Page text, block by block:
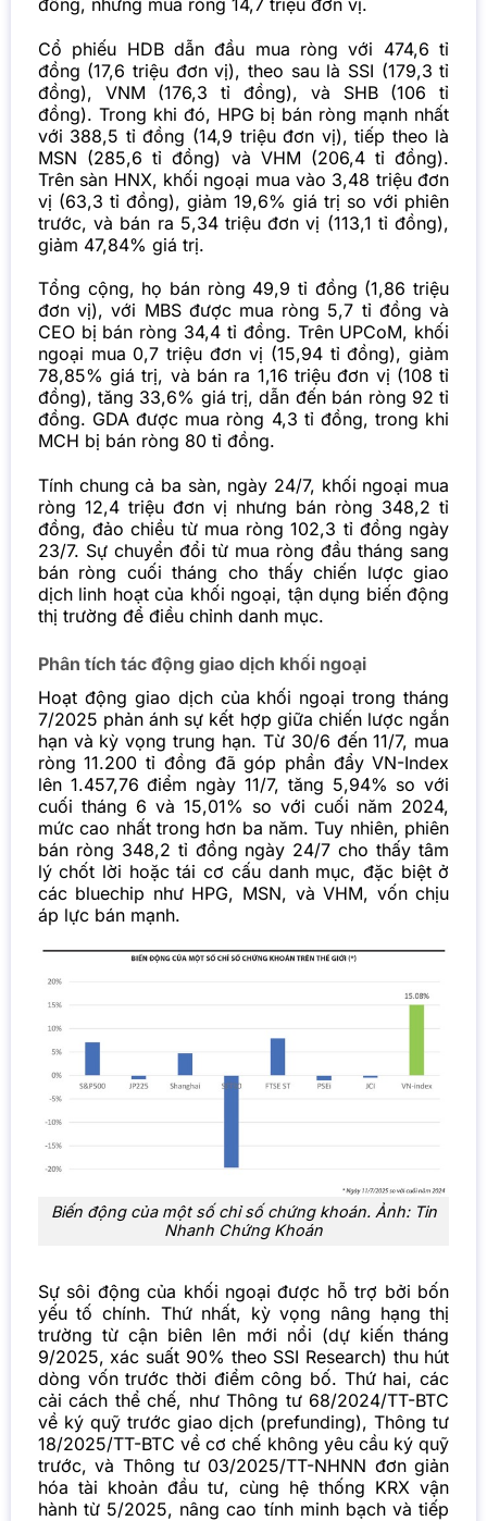
Cổ phiếu HDB dẫn đầu mua ròng với 474,6 tỉ
đồng (17,6 triệu đơn vị), theo sau là SSI (179,3 tỉ
đồng), VNM (176,3 tỉ đồng), và SHB (106 tỉ
đồng). Trong khi đó, HPG bị bán ròng mạnh nhất
với 388,5 tỉ đồng (14,9 triệu đơn vị), tiếp theo là
MSN (285,6 tỉ đồng) và VHM (206,4 tỉ đồng).
Trên sàn HNX, khối ngoại mua vào 3,48 triệu đơn
vị (63,3 tỉ đồng), giảm 19,6% giá trị so với phiên
trước, và bán ra 5,34 triệu đơn vị (113,1 tỉ đồng),
giảm 47,84% giá trị.
Tổng cộng, họ bán ròng 49,9 tỉ đồng (1,86 triệu
đơn vị), với MBS được mua ròng 5,7 tỉ đồng và
CEO bị bán ròng 34,4 tỉ đồng. Trên UPCoM, khối
ngoại mua 0,7 triệu đơn vị (15,94 tỉ đồng), giảm
78,85% giá trị, và bán ra 1,16 triệu đơn vị (108 tỉ
đồng), tăng 33,6% giá trị, dẫn đến bán ròng 92 tỉ
đồng. GDA được mua ròng 4,3 tỉ đồng, trong khi
MCH bị bán ròng 80 tỉ đồng.
Tính chung cả ba sàn, ngày 24/7, khối ngoại mua
ròng 12,4 triệu đơn vị nhưng bán ròng 348,2 tỉ
đồng, đảo chiều từ mua ròng 102,3 tỉ đồng ngày
23/7. Sự chuyển đổi từ mua ròng đầu tháng sang
bán ròng cuối tháng cho thấy chiến lược giao
dịch linh hoạt của khối ngoại, tận dụng biến động
thị trường để điều chỉnh danh mục.
Phân tích tác động giao dịch khối ngoại
Hoạt động giao dịch của khối ngoại trong tháng
7/2025 phản ánh sự kết hợp giữa chiến lược ngắn
hạn và kỳ vọng trung hạn. Từ 30/6 đến 11/7, mua
ròng 11.200 tỉ đồng đã góp phần đẩy VN-Index
lên 1.457,76 điểm ngày 11/7, tăng 5,94% so với
cuối tháng 6 và 15,01% so với cuối năm 2024,
mức cao nhất trong hơn ba năm. Tuy nhiên, phiên
bán ròng 348,2 tỉ đồng ngày 24/7 cho thấy tâm
lý chốt lời hoặc tái cơ cấu danh mục, đặc biệt ở
các bluechip như HPG, MSN, và VHM, vốn chịu
áp lực bán mạnh.
Biến động của một số chỉ số chứng khoán. Ảnh: Tin
Nhanh Chứng Khoán
Sự sôi động của khối ngoại được hỗ trợ bởi bốn
yếu tố chính. Thứ nhất, kỳ vọng nâng hạng thị
trường từ cận biên lên mới nổi (dự kiến tháng
9/2025, xác suất 90% theo SSI Research) thu hút
dòng vốn trước thời điểm công bố. Thứ hai, các
cải cách thể chế, như Thông tư 68/2024/TT-BTC
về ký quỹ trước giao dịch (prefunding), Thông tư
18/2025/TT-BTC về cơ chế không yêu cầu ký quỹ
trước, và Thông tư 03/2025/TT-NHNN đơn giản
hóa tài khoản đầu tư, cùng hệ thống KRX vận
hành từ 5/2025, nâng cao tính minh bạch và tiếp